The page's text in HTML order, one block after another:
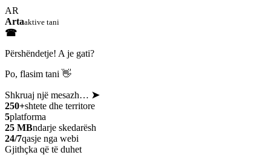
AR
Artaaktive tani
☎
Përshëndetje! A je gati?
Po, flasim tani 👋
Shkruaj një mesazh… ➤
250+shtete dhe territore
5platforma
25 MBndarje skedarësh
24/7qasje nga webi
Gjithçka që të duhet